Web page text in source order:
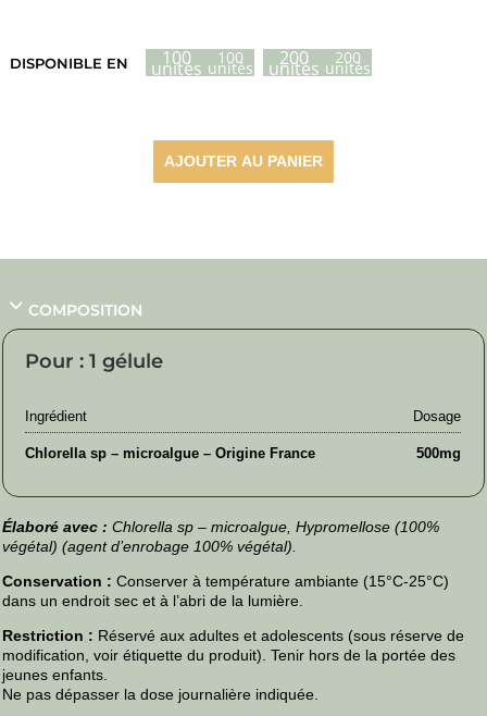
prix :
22,85 €
DISPONIBLE EN 100
unités 100
unités 200
unités 200
unités
AJOUTER AU PANIER
COMPOSITION
Pour : 1 gélule
Ingrédient Dosage
Chlorella sp – microalgue – Origine France 500mg
Élaboré avec : Chlorella sp – microalgue, Hypromellose (100%
végétal) (agent d’enrobage 100% végétal).
Conservation : Conserver à température ambiante (15°C-25°C)
dans un endroit sec et à l’abri de la lumière.
Restriction : Réservé aux adultes et adolescents (sous réserve de
modification, voir étiquette du produit). Tenir hors de la portée des
jeunes enfants.
Ne pas dépasser la dose journalière indiquée.